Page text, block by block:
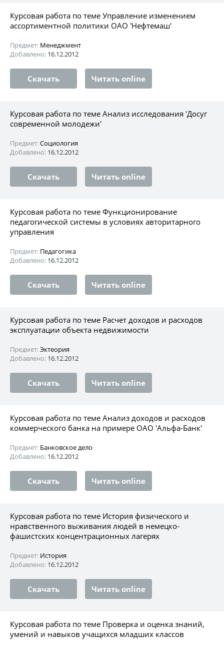
Курсовая работа по теме Управление изменением
ассортиментной политики ОАО 'Нефтемаш'
Предмет: Менеджмент
Добавлено: 16.12.2012
Скачать Читать online
Курсовая работа по теме Анализ исследования 'Досуг
современной молодежи'
Предмет:Социология
Добавлено: 16.12.2012
Скачать Читать online
Курсовая работа по теме Функционирование
педагогической системы в условиях авторитарного
управления
Предмет: Педагогика
Добавлено: 16.12.2012
Скачать Читать online
Курсовая работа по теме Расчет доходов и расходов
эксплуатации объекта недвижимости
Предмет:Эктеория
Добавлено: 16.12.2012
Скачать Читать online
Курсовая работа по теме Анализ доходов и расходов
коммерческого банка на примере ОАО 'Альфа-Банк'
Предмет: Банковское дело
Добавлено: 16.12.2012
Скачать Читать online
Курсовая работа по теме История физического и
нравственного выживания людей в немецко-
фашистских концентрационных лагерях
Предмет: История
Добавлено: 16.12.2012
Скачать Читать online
Курсовая работа по теме Проверка и оценка знаний,
умений и навыков учащихся младших классов